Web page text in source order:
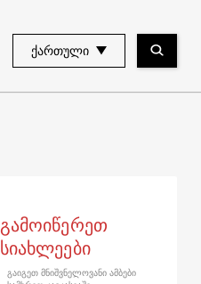
ᲥᲐᲠᲗᲣᲚᲘ
გამოიწერეთ
სიახლეები
გაიგეთ მნიშვნელოვანი ამბები